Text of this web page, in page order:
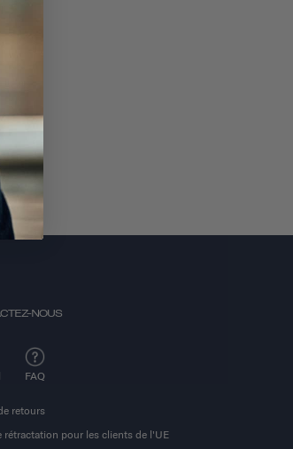
NOUS
FAQ
retours
rétractation pour les clients de l'UE